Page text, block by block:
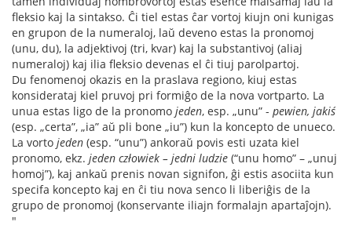
fleksio kaj la sintakso. Ĉi tiel estas ĉar vortoj kiujn oni kunigas
en grupon de la numeraloj, laŭ deveno estas la pronomoj
(unu, du), la adjektivoj (tri, kvar) kaj la substantivoj (aliaj
numeraloj) kaj ilia fleksio devenas el ĉi tiuj parolpartoj.
Du fenomenoj okazis en la praslava regiono, kiuj estas
konsiderataj kiel pruvoj pri formiĝo de la nova vortparto. La
unua estas ligo de la pronomo jeden, esp. „unu” - pewien, jakiś
(esp. „certa”, „ia” aŭ pli bone „iu”) kun la koncepto de unueco.
La vorto jeden (esp. “unu”) ankoraŭ povis esti uzata kiel
pronomo, ekz. jeden człowiek – jedni ludzie (“unu homo” – „unuj
homoj”), kaj ankaŭ prenis novan signifon, ĝi estis asociita kun
specifa koncepto kaj en ĉi tiu nova senco li liberiĝis de la
grupo de pronomoj (konservante iliajn formalajn apartaĵojn).
"